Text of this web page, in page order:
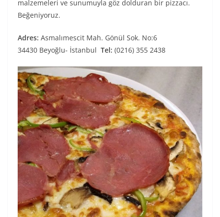
malzemeleri ve sunumuyla göz dolduran bir pizzacı.
Beğeniyoruz.
Adres: Asmalımescit Mah. Gönül Sok. No:6
34430 Beyoğlu- İstanbul Tel: (0216) 355 2438